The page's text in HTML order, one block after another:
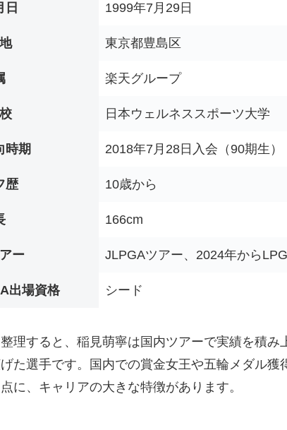
日 1999年7月29日
東京都豊島区
楽天グループ
日本ウェルネススポーツ大学
時期 2018年7月28日入会（90期生）
歴 10歳から
166cm
ー JLPGAツアー、2024年から
出場資格 シード
理すると、稲見萌寧は国内ツアーで実績を積み
た選手です。国内での賞金女王や五輪メダル獲
に、キャリアの大きな特徴があります。